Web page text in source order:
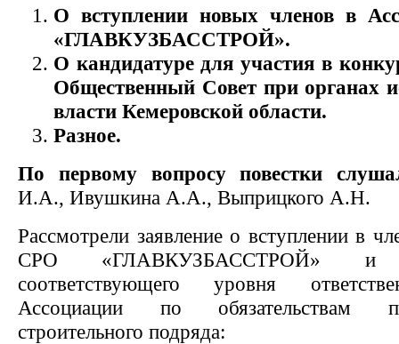
О вступлении новых членов в
«ГЛАВКУЗБАССТРОЙ».
О кандидатуре для участия в
Общественный Совет при органах
власти Кемеровской области.
Разное.
По первому вопросуповестки
И.А., Ивушкина А.А., Выприцкого А.Н.
Рассмотрели заявление о вступлении в
СРО «ГЛАВКУЗБАССТРОЙ» и
соответствующего уровня
Ассоциации по обязательствам
строительного подряда: